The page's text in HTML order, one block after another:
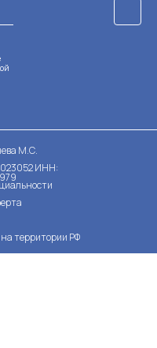
территории РФ
ИНН:
М.С.